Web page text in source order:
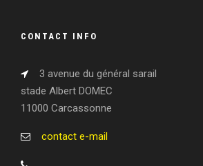
CONTACT INFO
3 avenue du général sarail
stade Albert DOMEC
11000 Carcassonne
contact e-mail